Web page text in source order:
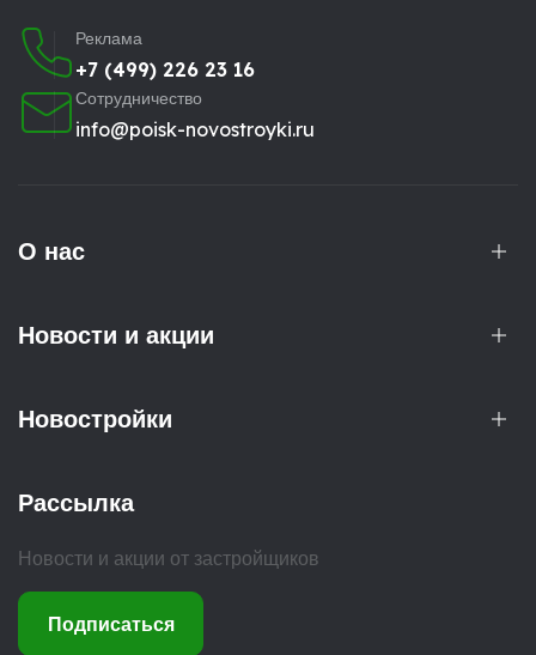
Реклама
+7 (499) 226 23 16
Сотрудничество
info@poisk-novostroyki.ru
О нас
Новости и акции
Новостройки
Рассылка
Новости и акции от застройщиков
Подписаться